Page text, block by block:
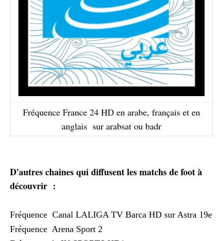
Fréquence France 24 HD en arabe, français et en
anglais sur arabsat ou badr
D'autres chaines qui diffusent les matchs de foot à
découvrir :
Fréquence Canal LALIGA TV Barca HD sur Astra 19e
Fréquence Arena Sport 2